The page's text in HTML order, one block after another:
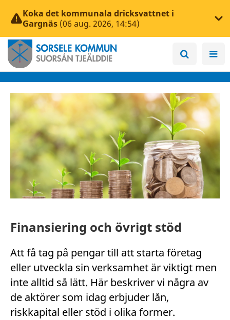
Koka det kommunala dricksvattnet i
Gargnäs (06 aug. 2026, 14:54)
Finansiering och övrigt stöd
Att få tag på pengar till att starta företag
eller utveckla sin verksamhet är viktigt men
inte alltid så lätt. Här beskriver vi några av
de aktörer som idag erbjuder lån,
riskkapital eller stöd i olika former.